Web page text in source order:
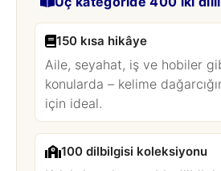
150 kısa hikâye
Aile, seyahat, iş ve hobiler
konularda – kelime
için ideal.
100 dilbilgisi koleksiyonu